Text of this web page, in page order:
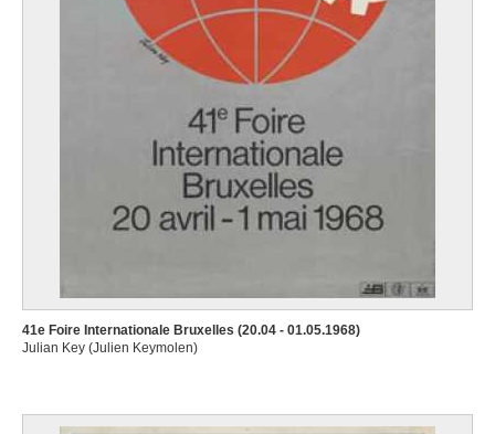
41e Foire Internationale Bruxelles (20.04 - 01.05.1968)
Julian Key (Julien Keymolen)